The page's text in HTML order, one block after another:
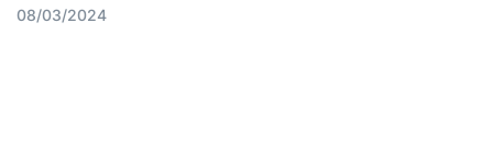
08/03/2024